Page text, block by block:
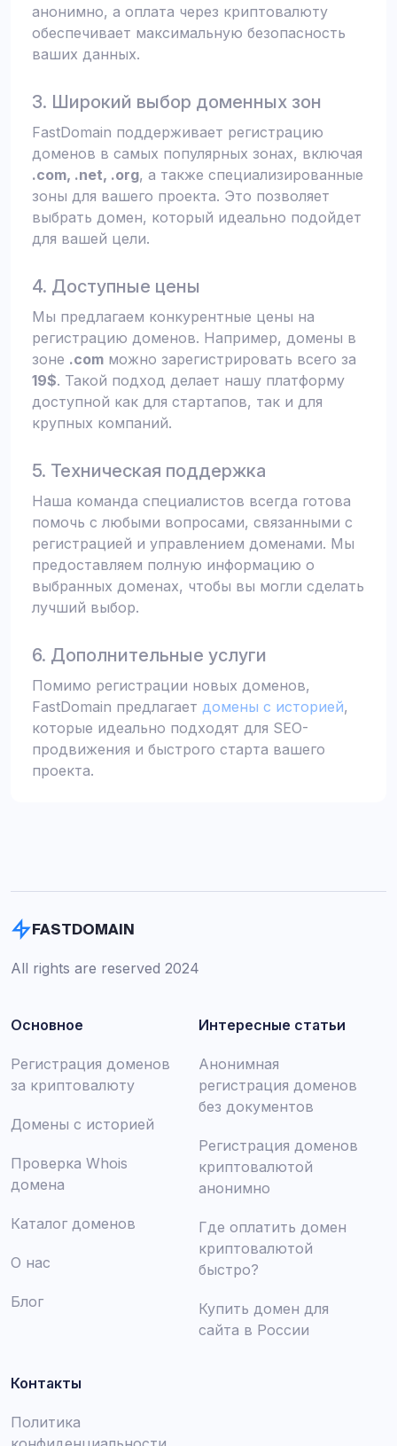
анонимно, а оплата через криптовалюту
обеспечивает максимальную безопасность
ваших данных.
3. Широкий выбор доменных зон
FastDomain поддерживает регистрацию
доменов в самых популярных зонах, включая
.com, .net, .org, а также специализированные
зоны для вашего проекта. Это позволяет
выбрать домен, который идеально подойдет
для вашей цели.
4. Доступные цены
Мы предлагаем конкурентные цены на
регистрацию доменов. Например, домены в
зоне .com можно зарегистрировать всего за
19$. Такой подход делает нашу платформу
доступной как для стартапов, так и для
крупных компаний.
5. Техническая поддержка
Наша команда специалистов всегда готова
помочь с любыми вопросами, связанными с
регистрацией и управлением доменами. Мы
предоставляем полную информацию о
выбранных доменах, чтобы вы могли сделать
лучший выбор.
6. Дополнительные услуги
Помимо регистрации новых доменов,
FastDomain предлагает домены с историей,
которые идеально подходят для SEO-
продвижения и быстрого старта вашего
проекта.
FASTDOMAIN
All rights are reserved 2024
Основное
Регистрация доменов
за криптовалюту
Домены с историей
Проверка Whois
домена
Каталог доменов
О нас
Блог
Интересные статьи
Анонимная
регистрация доменов
без документов
Регистрация доменов
криптовалютой
анонимно
Где оплатить домен
криптовалютой
быстро?
Купить домен для
сайта в России
Контакты
Политика